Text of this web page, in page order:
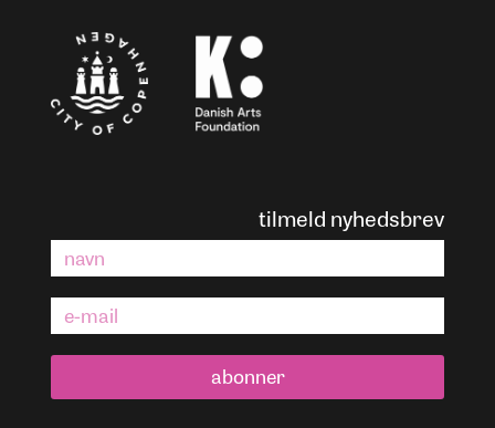
tilmeld nyhedsbrev
abonner